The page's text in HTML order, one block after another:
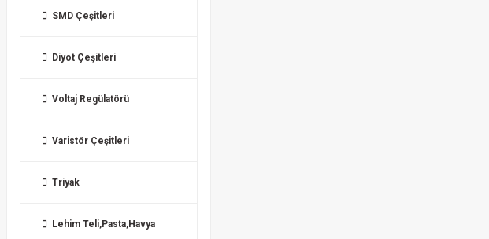
SMD Çeşitleri
Diyot Çeşitleri
Voltaj Regülatörü
Varistör Çeşitleri
Triyak
Lehim Teli,Pasta,Havya